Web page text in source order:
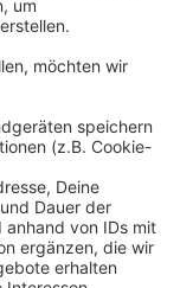
Armen der